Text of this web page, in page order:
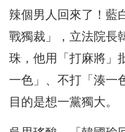
辣個男人回來了！藍
戰獨裁」，立法院長
珠，他用「打麻將」
一色」、不打「湊一
目的是想一黨獨大。